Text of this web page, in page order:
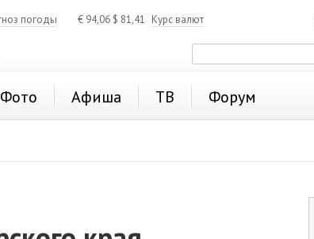
погоды € 94,06 $ 81,41 Курс валют
Фото Афиша ТВ Форум